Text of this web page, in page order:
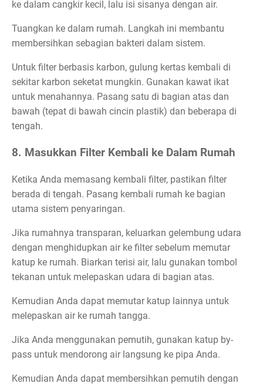
ke dalam cangkir kecil, lalu isi sisanya dengan air.
Tuangkan ke dalam rumah. Langkah ini membantu
membersihkan sebagian bakteri dalam sistem.
Untuk filter berbasis karbon, gulung kertas kembali di
sekitar karbon seketat mungkin. Gunakan kawat ikat
untuk menahannya. Pasang satu di bagian atas dan
bawah (tepat di bawah cincin plastik) dan beberapa di
tengah.
8. Masukkan Filter Kembali ke Dalam Rumah
Ketika Anda memasang kembali filter, pastikan filter
berada di tengah. Pasang kembali rumah ke bagian
utama sistem penyaringan.
Jika rumahnya transparan, keluarkan gelembung udara
dengan menghidupkan air ke filter sebelum memutar
katup ke rumah. Biarkan terisi air, lalu gunakan tombol
tekanan untuk melepaskan udara di bagian atas.
Kemudian Anda dapat memutar katup lainnya untuk
melepaskan air ke rumah tangga.
Jika Anda menggunakan pemutih, gunakan katup by-
pass untuk mendorong air langsung ke pipa Anda.
Kemudian Anda dapat membersihkan pemutih dengan